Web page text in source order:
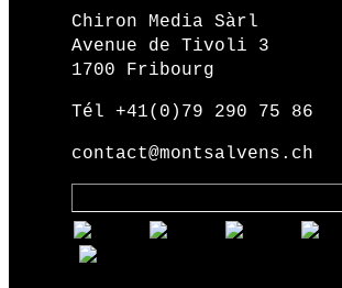
Chiron Media Sàrl
Avenue de Tivoli 3
1700 Fribourg
Tél +41(0)79 290 75 86
contact@montsalvens.ch